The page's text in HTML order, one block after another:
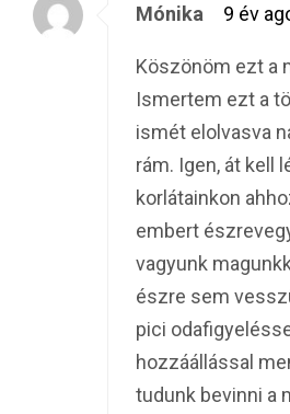
Mónika 9 év
Köszönöm ezt a
Ismertem ezt a
ismét elolvasva
rám. Igen, át kell
korlátainkon
embert
vagyunk
észre sem
pici
hozzáállással
tudunk bevinni a